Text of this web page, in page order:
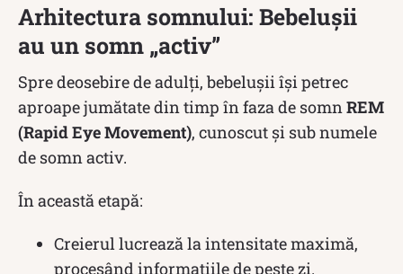
Arhitectura somnului: Bebelușii
au un somn „activ”
Spre deosebire de adulți, bebelușii își petrec
aproape jumătate din timp în faza de somn REM
(Rapid Eye Movement), cunoscut și sub numele
de somn activ.
În această etapă:
Creierul lucrează la intensitate maximă,
procesând informațiile de peste zi.